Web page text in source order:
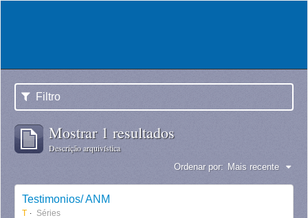
Filtro
Mostrar 1 resultados
Descrição arquivística
Ordenar por: Mais recente
Testimonios/ ANM
T Séries